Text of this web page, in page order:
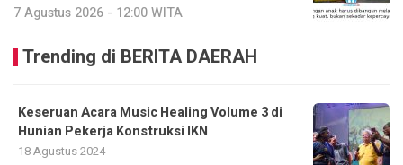
7 Agustus 2026 - 12:00 WITA
Trending di BERITA DAERAH
Keseruan Acara Music Healing Volume 3 di
Hunian Pekerja Konstruksi IKN
18 Agustus 2024